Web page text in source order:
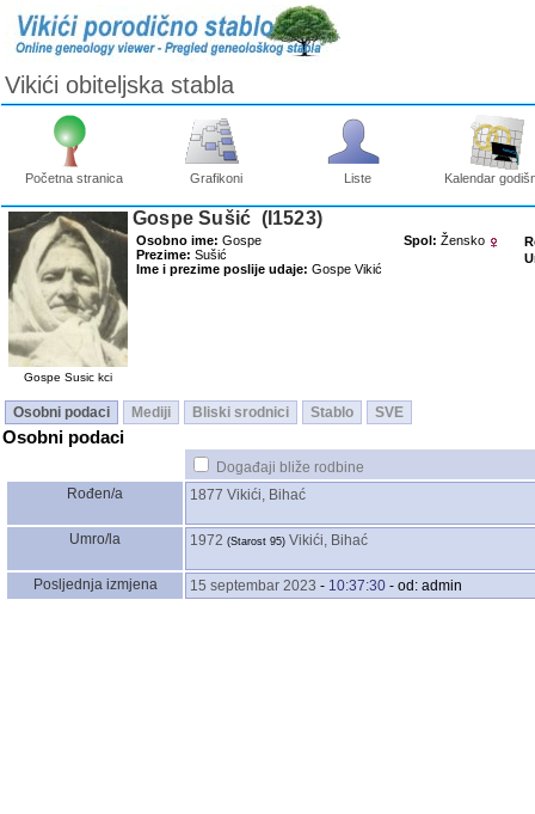
Vikići obiteljska stabla
Početna stranica Grafikoni Liste Kalendar
Gospe Susic kci
Gospe Sušić ‎(I1523)‎
Osobno ime: Gospe
Prezime: Sušić
Ime i prezime poslije udaje: Gospe Vikić
Spol: Žensko
Osobni podaci Mediji Bliski srodnici Stablo SVE
Osobni podaci
Događaji bliže rodbine
Rođen/a
1877 Vikići, Bihać
Umro/la 1972 ‎(Starost 95)‎ Vikići, Bihać
Posljednja izmjena 15 septembar 2023 - 10:37:30 - od: admin